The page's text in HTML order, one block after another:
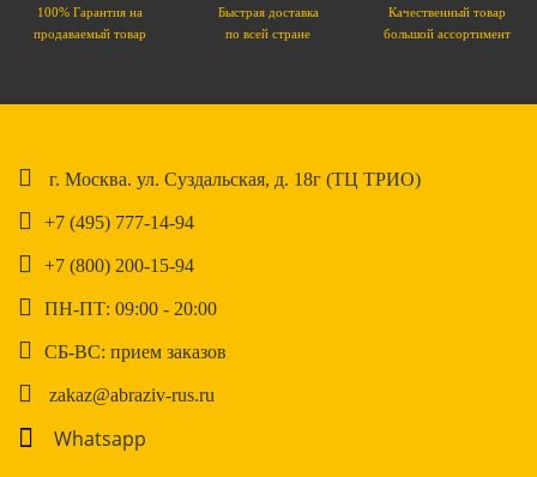
100% Гарантия на
продаваемый товар
Быстрая доставка
по всей стране
Качественный товар
большой ассортимент
г. Москва. ул. Суздальская, д. 18г (ТЦ ТРИО)
+7 (495) 777-14-94
+7 (800) 200-15-94
ПН-ПТ: 09:00 - 20:00
СБ-ВС: прием заказов
zakaz@abraziv-rus.ru
Whatsapp